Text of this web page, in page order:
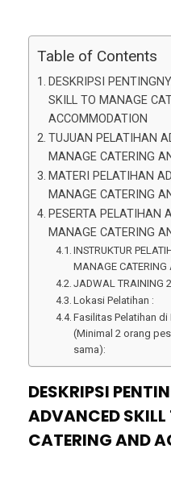
Table of Contents
DESKRIPSI
SKILL TO MANAGE
ACCOMMODATION
TUJUAN PELATIHAN
MANAGE CATERING
MATERI PELATIHAN
MANAGE CATERING
PESERTA PELATIHAN
MANAGE CATERING
INSTRUKTUR
MANAGE
JADWAL TRAINING
Lokasi Pelatihan :
Fasilitas Pelatihan di
(Minimal 2 orang
sama):
DESKRIPSI
ADVANCED
CATERING AND